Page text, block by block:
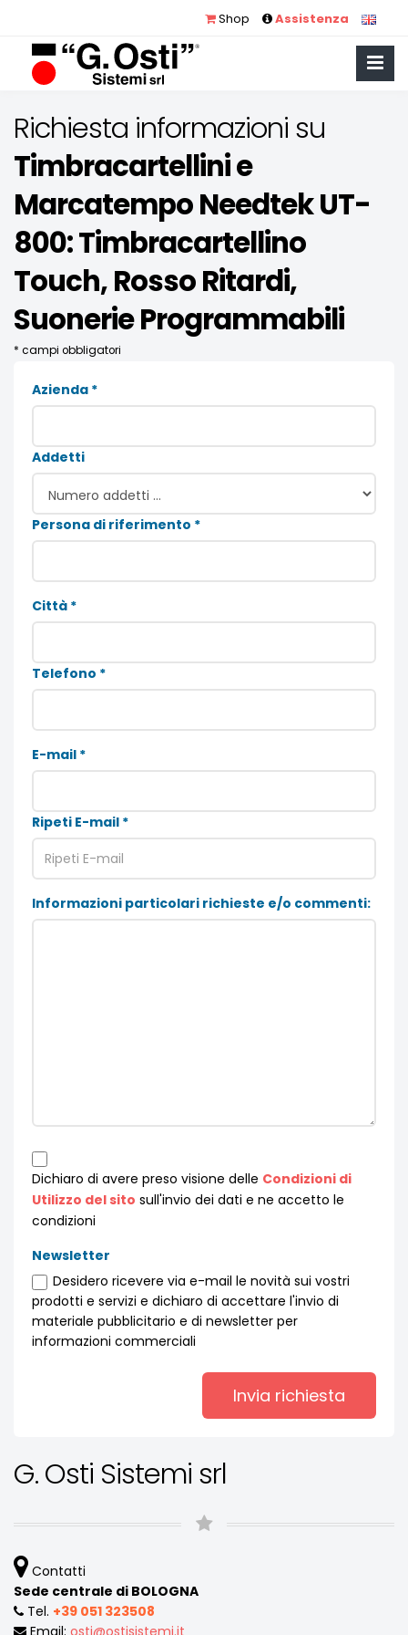
Shop Assistenza
Richiesta informazioni su
Timbracartellini e
Marcatempo Needtek UT-
800: Timbracartellino
Touch, Rosso Ritardi,
Suonerie Programmabili
* campi obbligatori
Azienda *
Addetti
Persona di riferimento *
Città *
Telefono *
E-mail *
Ripeti E-mail *
Informazioni particolari richieste e/o commenti:
Dichiaro di avere preso visione delle Condizioni di
Utilizzo del sito sull'invio dei dati e ne accetto le
condizioni
Newsletter
Desidero ricevere via e-mail le novità sui vostri
prodotti e servizi e dichiaro di accettare l'invio di
materiale pubblicitario e di newsletter per
informazioni commerciali
G. Osti Sistemi srl
Contatti
Sede centrale di BOLOGNA
Tel. +39 051 323508
Email: osti ostisistemi it